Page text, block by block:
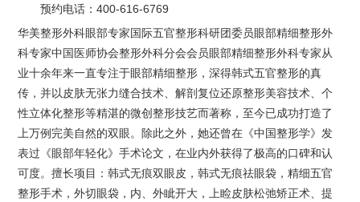
预约电话：400-616-6769
华美整形外科眼部专家国际五官整形科研团委员眼部精细整形外
科专家中国医师协会整形外科分会会员眼部精细整形外科专家从
业十余年来一直专注于眼部精细整形，深得韩式五官整形的真
传，并以皮肤无张力缝合技术、解剖复位还原整形美容技术、个
性立体化整形等精湛的微创整形技艺而著称，至今已成功打造了
上万例完美自然的双眼。除此之外，她还曾在《中国整形学》发
表过《眼部年轻化》手术论文，在业内外获得了极高的口碑和认
可度。擅长项目：韩式无痕双眼皮，韩式无痕祛眼袋，精细五官
整形手术，外切眼袋，内、外眦开大，上睑皮肤松弛矫正术、提